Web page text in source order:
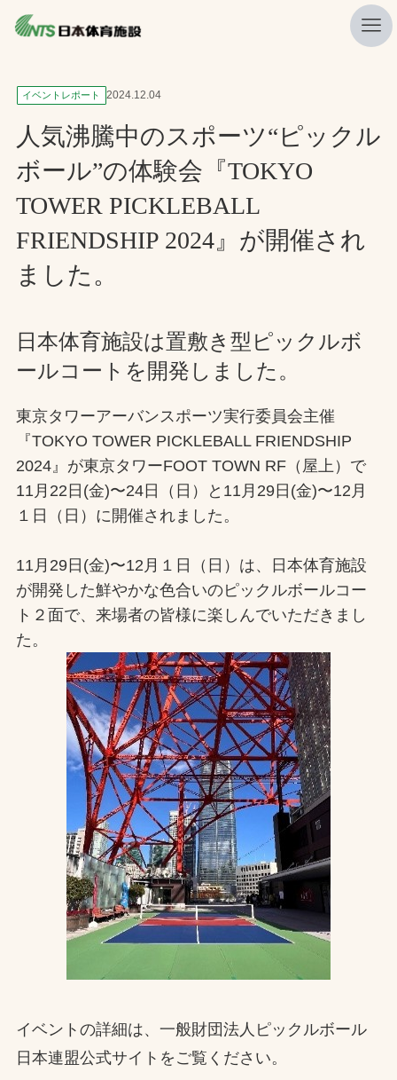
私たちの強み
ニュース
プレスリリース
レポート
製品・サービス一覧
施工・管理実績一覧
採用情報
お問合せ
お取引先の皆様へ
プライバシーポリシー
Instagram
FacebookYouTube
文字の見えづらさや操作にお困りの方へ
イベントレポート 2024.12.04
人気沸騰中のスポーツ“ピックル
ボール”の体験会『TOKYO
TOWER PICKLEBALL
FRIENDSHIP 2024』が開催され
ました。
日本体育施設は置敷き型ピックルボ
ールコートを開発しました。
東京タワーアーバンスポーツ実行委員会主催
『TOKYO TOWER PICKLEBALL FRIENDSHIP
2024』が東京タワーFOOT TOWN RF（屋上）で
11月22日(金)〜24日（日）と11月29日(金)〜12月
１日（日）に開催されました。
11月29日(金)〜12月１日（日）は、日本体育施設
が開発した鮮やかな色合いのピックルボールコー
ト２面で、来場者の皆様に楽しんでいただきまし
た。
イベントの詳細は、一般財団法人ピックルボール
日本連盟公式サイトをご覧ください。